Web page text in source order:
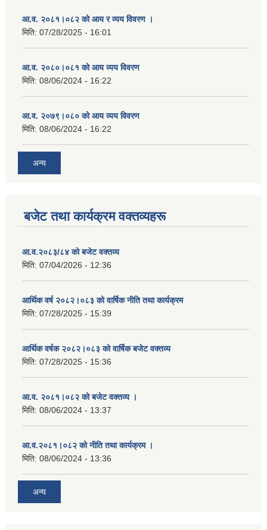
आ.व. २०८१।०८२ को आय र व्यय विवरण ।
मिति: 07/28/2025 - 16:01
आ.व. २०८०।०८१ को आय व्यय विवरण
मिति: 08/06/2024 - 16:22
आ.व. २०७९।०८० को आय व्यय विवरण
मिति: 08/06/2024 - 16:22
अन्य
बजेट तथा कार्यक्रम वक्तव्यहरू
आ.व.२०८३/८४ को बजेट वक्तव्य
मिति: 07/04/2026 - 12:36
आर्थिक वर्ष २०८२।०८३ को वार्षिक नीति तथा कार्यक्रम
मिति: 07/28/2025 - 15:39
आर्थिक वर्षक २०८२।०८३ को वार्षिक बजेट वक्तव्य
मिति: 07/28/2025 - 15:36
आ.व. २०८१।०८२ को बजेट वक्तव्य ।
मिति: 08/06/2024 - 13:37
आ.व.२०८१।०८२ को नीति तथा कार्यक्रम ।
मिति: 08/06/2024 - 13:36
अन्य